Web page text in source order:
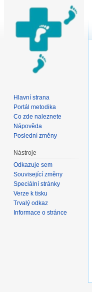
Hlavní strana
Portál metodika
Co zde naleznete
Nápověda
Poslední změny
Nástroje
Odkazuje sem
Související změny
Speciální stránky
Verze k tisku
Trvalý odkaz
Informace o stránce